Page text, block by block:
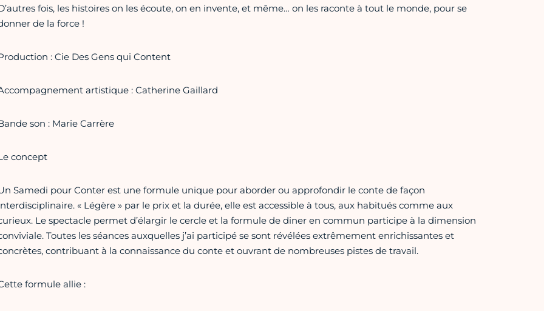
fois, les histoires on les écoute, on en invente, et même… on les raconte à tout le monde, pour se
de la force !
: Cie Des Gens qui Content
artistique : Catherine Gaillard
son : Marie Carrère
concept
Samedi pour Conter est une formule unique pour aborder ou approfondir le conte de façon
« Légère » par le prix et la durée, elle est accessible à tous, aux habitués comme aux
Le spectacle permet d’élargir le cercle et la formule de diner en commun participe à la dimension
Toutes les séances auxquelles j’ai participé se sont révélées extrêmement enrichissantes et
contribuant à la connaissance du conte et ouvrant de nombreuses pistes de travail.
formule allie :